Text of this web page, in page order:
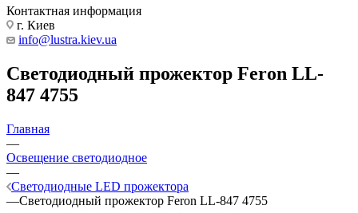
Контактная информация
г. Киев
info@lustra.kiev.ua
Светодиодный прожектор Feron LL-
847 4755
Главная
—
Освещение светодиодное
—
Светодиодные LED прожектора
—Светодиодный прожектор Feron LL-847 4755